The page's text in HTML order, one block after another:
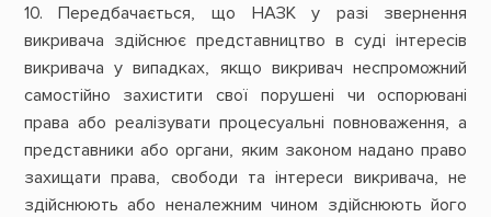
10. Передбачається, що НАЗК у разі звернення
викривача здійснює представництво в суді інтересів
викривача у випадках, якщо викривач неспроможний
самостійно захистити свої порушені чи оспорювані
права або реалізувати процесуальні повноваження, а
представники або органи, яким законом надано право
захищати права, свободи та інтереси викривача, не
здійснюють або неналежним чином здійснюють його